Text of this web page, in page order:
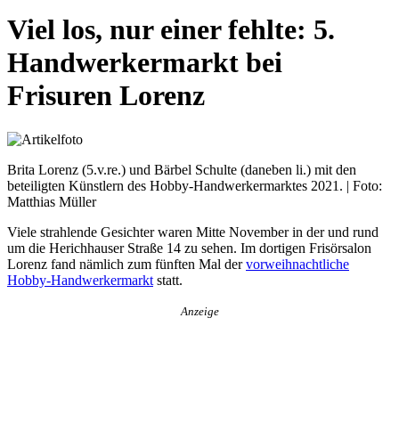
Viel los, nur einer fehlte: 5.
Handwerkermarkt bei
Frisuren Lorenz
Brita Lorenz (5.v.re.) und Bärbel Schulte (daneben li.) mit den
beteiligten Künstlern des Hobby-Handwerkermarktes 2021. | Foto:
Matthias Müller
Viele strahlende Gesichter waren Mitte November in der und rund
um die Herichhauser Straße 14 zu sehen. Im dortigen Frisörsalon
Lorenz fand nämlich zum fünften Mal dervorweihnachtliche
Hobby-Handwerkermarkt statt.
Anzeige